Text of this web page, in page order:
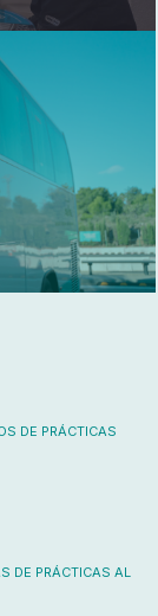
DE PRÁCTICAS
DE PRÁCTICAS AL